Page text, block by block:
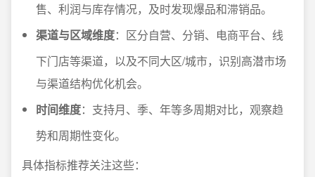
售、利润与库存情况，及时发现爆品和滞销品。
渠道与区域维度：区分自营、分销、电商平台、线
下门店等渠道，以及不同大区/城市，识别高潜市场
与渠道结构优化机会。
时间维度：支持月、季、年等多周期对比，观察趋
势和周期性变化。
具体指标推荐关注这些：